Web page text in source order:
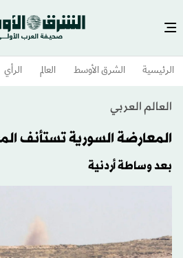
الرئيسية الشرق الأوسط​ العالم الرأي
العالم العربي
المعارضة السورية تستأنف
بعد وساطة أردنية